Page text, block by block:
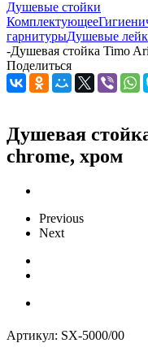
Душевые стойки
Комплектующее
гарнитурыДушевые
-Душевая стойка Timo
Поделиться
Душевая
chrome, хром
Previous
Next
Артикул: SX-5000/00